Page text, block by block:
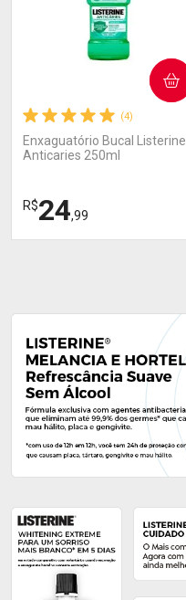
(4)
Enxaguatório Bucal Listerine
Anticaries 250ml
R$24,99
COMPRAR
Ativar Desconto
Comprar sem Desconto
Por R$ 24,99/cada
Comprar sem Desconto
Por R$ 24,99/cada